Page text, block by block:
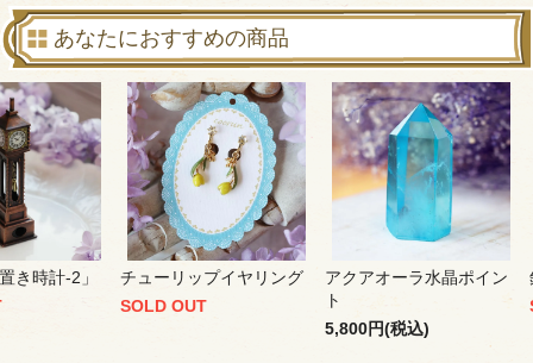
あなたにおすすめの商品
き時計-2」
チューリップイヤリング
SOLD OUT
アクアオーラ水晶ポイン
ト
5,800円(税込)